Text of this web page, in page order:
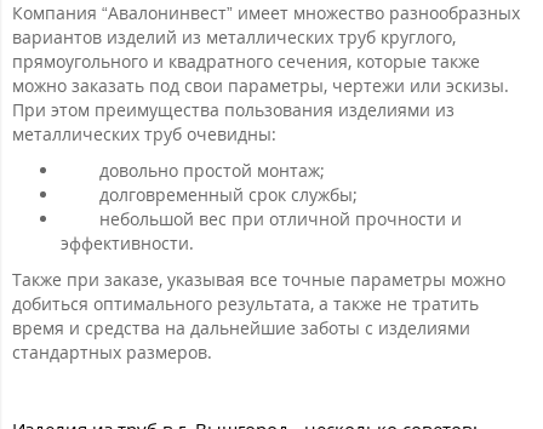
Компания “Авалонинвест” имеет множество разнообразных
вариантов изделий из металлических труб круглого,
прямоугольного и квадратного сечения, которые также
можно заказать под свои параметры, чертежи или эскизы.
При этом преимущества пользования изделиями из
металлических труб очевидны:
довольно простой монтаж;
долговременный срок службы;
небольшой вес при отличной прочности и
эффективности.
Также при заказе, указывая все точные параметры можно
добиться оптимального результата, а также не тратить
время и средства на дальнейшие заботы с изделиями
стандартных размеров.